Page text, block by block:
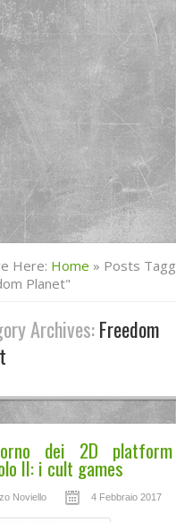
Here: Home » Posts
Planet"
Archives:Freedom
dei 2D
II: i cult games
Noviello 4 Febbraio 2017